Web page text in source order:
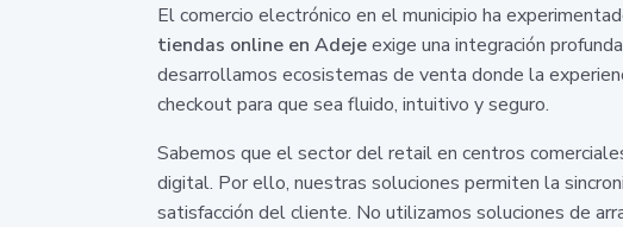
El comercio electrónico en el municipio ha
tiendas online en Adejeexige una integración
desarrollamos ecosistemas de venta donde la
checkout para que sea fluido, intuitivo y seguro.
Sabemos que el sector del retail en centros
digital. Por ello, nuestras soluciones permiten la
satisfacción del cliente. No utilizamos soluciones de